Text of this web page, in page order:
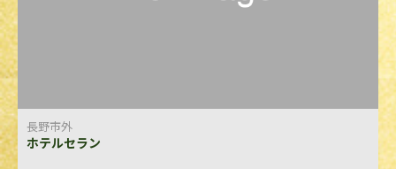
長野市外
ホテルセラン